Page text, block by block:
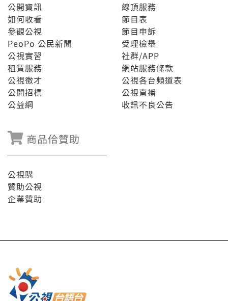
公開資訊
如何收看
參觀公視
PeoPo 公民新聞
公視實習
租賃服務
公視徵才
公開招標
公益網
線頂服務
節目表
節目申訴
受理檢舉
社群/APP
網站服務條款
公視各台頻道表
公視直播
收訊不良公告
商品佮贊助
公視購
贊助公視
企業贊助